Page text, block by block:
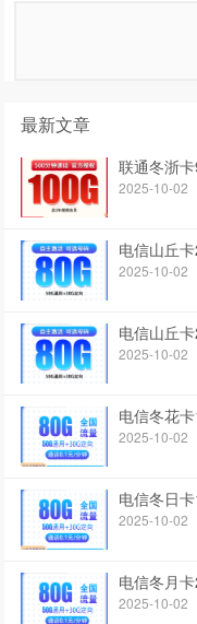
最新文章
联通冬浙
2025-10-02
电信山丘
2025-10-02
电信山丘
2025-10-02
电信冬花
2025-10-02
电信冬日
2025-10-02
电信冬月
2025-10-02